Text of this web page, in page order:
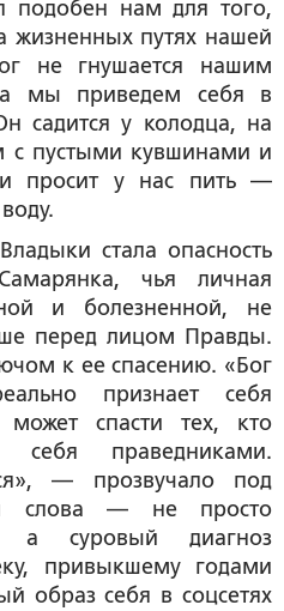
нам для того,
жизненных путях нашей
не гнушается нашим
мы приведем себя в
садится у колодца, на
пустыми кувшинами и
просит у нас пить —
стала опасность
чья личная
и болезненной, не
перед лицом Правды.
к ее спасению. «Бог
признает себя
спасти тех, кто
себя праведниками.
— прозвучало под
слова — не просто
а суровый диагноз
привыкшему годами
образ себя в соцсетях